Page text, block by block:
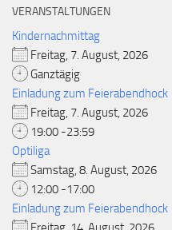
VERANSTALTUNGEN
Kindernachmittag
Freitag, 7. August, 2026
Ganztägig
Einladung zum Feierabendhock
Freitag, 7. August, 2026
19:00 -23:59
Optiliga
Samstag, 8. August, 2026
12:00 -17:00
Einladung zum Feierabendhock